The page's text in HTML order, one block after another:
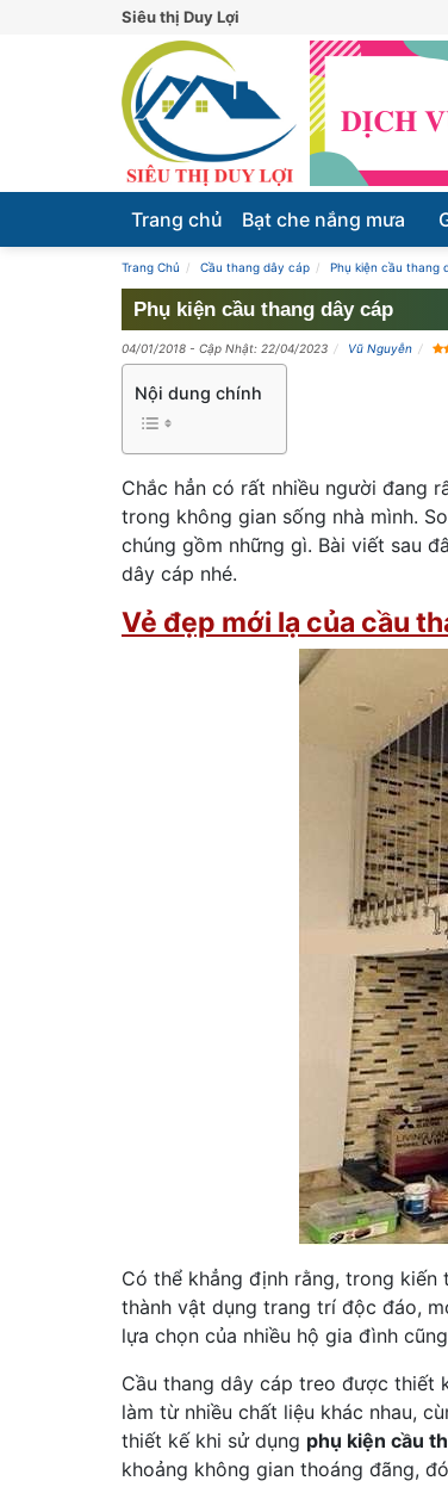
Siêu thị Duy Lợi
Trang chủ Bạt che nắng mưa
Trang Chủ Cầu thang dây cáp Phụ kiện cầu thang
Phụ kiện cầu thang dây cáp
04/01/2018 - Cập Nhật: 22/04/2023 Vũ Nguyễn
Nội dung chính
Chắc hẳn có rất nhiều người đang
trong không gian sống nhà mình.
chúng gồm những gì. Bài viết sau
dây cáp nhé.
Vẻ đẹp mới lạ của cầu
Có thể khẳng định rằng, trong
thành vật dụng trang trí độc đáo,
lựa chọn của nhiều hộ gia đình
Cầu thang dây cáp treo được thiết
làm từ nhiều chất liệu khác nhau,
thiết kế khi sử dụng phụ kiện cầu
khoảng không gian thoáng đãng,